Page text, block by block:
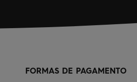
FORMAS DE PAGAMENTO